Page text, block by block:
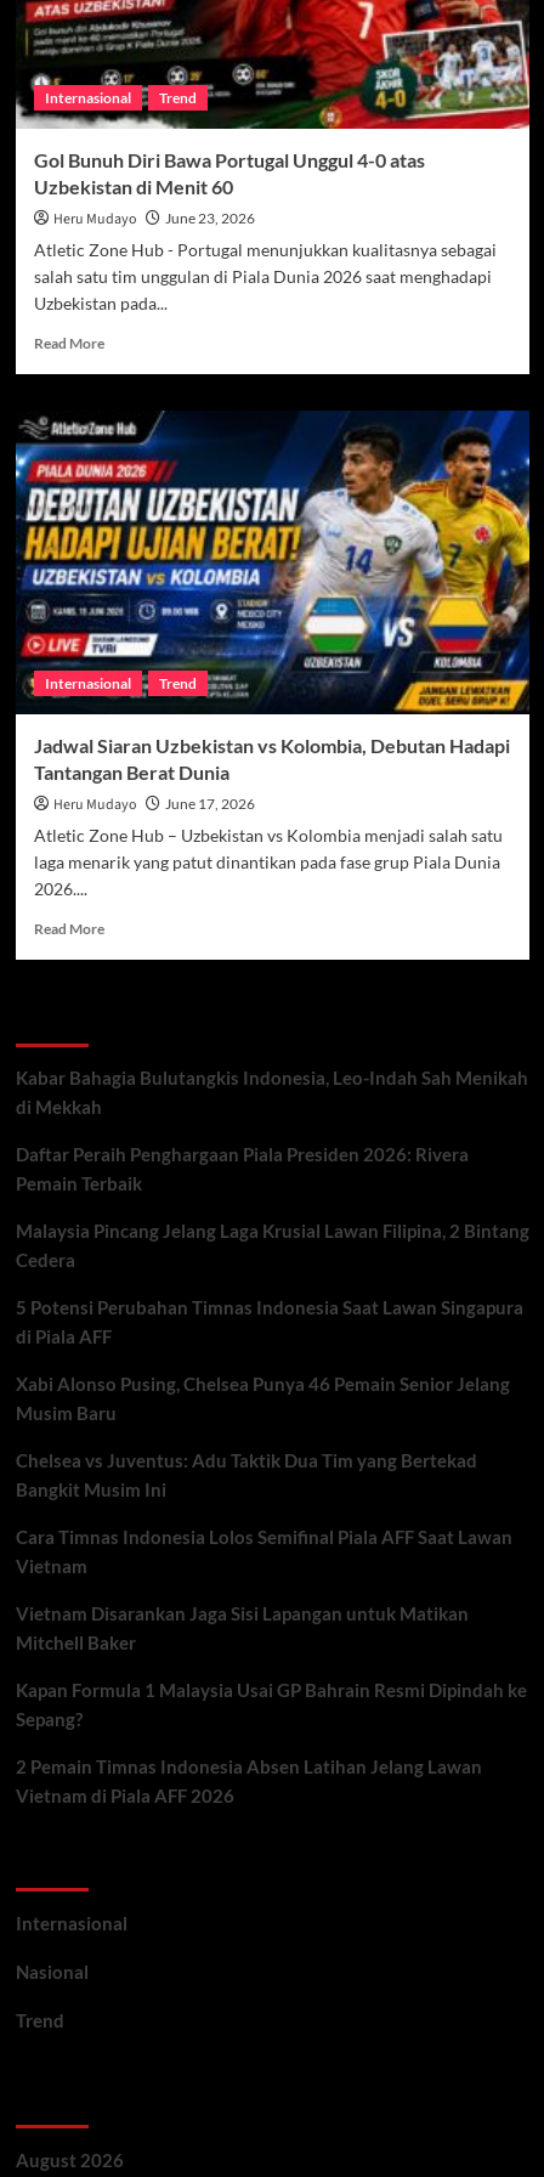
Internasional Trend
Gol Bunuh Diri Bawa Portugal Unggul 4-0 atas
Uzbekistan di Menit 60
Heru Mudayo June 23, 2026
Atletic Zone Hub - Portugal menunjukkan kualitasnya sebagai
salah satu tim unggulan di Piala Dunia 2026 saat menghadapi
Uzbekistan pada...
Read MoreRead
Bunuh
Diri
Bawa
Portugal
Unggul
4-
0
atas
Uzbekistan
di
Menit
60
Internasional Trend
Jadwal Siaran Uzbekistan vs Kolombia, Debutan Hadapi
Tantangan Berat Dunia
Heru Mudayo June 17, 2026
Atletic Zone Hub – Uzbekistan vs Kolombia menjadi salah satu
laga menarik yang patut dinantikan pada fase grup Piala Dunia
2026....
Read MoreRead
Kolombia,
Tantangan
Berat
Kabar Bahagia Bulutangkis Indonesia, Leo-Indah Sah Menikah
di Mekkah
Daftar Peraih Penghargaan Piala Presiden 2026: Rivera
Pemain Terbaik
Malaysia Pincang Jelang Laga Krusial Lawan Filipina, 2 Bintang
Cedera
5 Potensi Perubahan Timnas Indonesia Saat Lawan Singapura
di Piala AFF
Xabi Alonso Pusing, Chelsea Punya 46 Pemain Senior Jelang
Musim Baru
Chelsea vs Juventus: Adu Taktik Dua Tim yang Bertekad
Bangkit Musim Ini
Cara Timnas Indonesia Lolos Semifinal Piala AFF Saat Lawan
Vietnam
Vietnam Disarankan Jaga Sisi Lapangan untuk Matikan
Mitchell Baker
Kapan Formula 1 Malaysia Usai GP Bahrain Resmi Dipindah ke
Sepang?
2 Pemain Timnas Indonesia Absen Latihan Jelang Lawan
Vietnam di Piala AFF 2026
Internasional
Nasional
Trend
August 2026